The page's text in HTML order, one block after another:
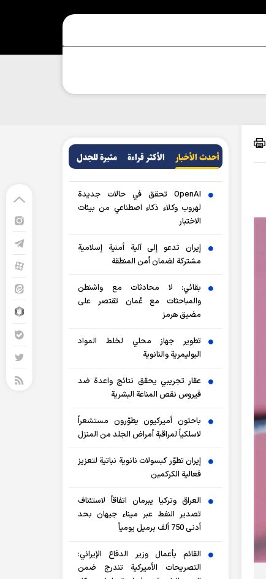
أحدث الأخبار الأکثر قراءة مثيرة للجدل
OpenAI تحقق في حالات جديدة
لهروب وكلاء ذكاء اصطناعي من بيئات
الاختبار
إيران تدعو إلى آلية أمنية إسلامية
مشتركة لضمان أمن المنطقة
بقائي: لا محادثات مع واشنطن
والمباحثات مع عُمان تقتصر على
مضيق هرمز
تطوير جهاز محلي لخلط المواد
البوليمرية والنانوية
عقار تجريبي يحقق نتائج واعدة ضد
فيروس نقص المناعة البشرية
باحثون أميركيون يطوّرون مستشعراً
لاسلكياً لمراقبة أمراض الجلد من المنزل
إيران تطوّر كبسولات نانوية نباتية لتعزيز
فعالية الكركمين
العراق وتركيا يبرمان اتفاقاً لاستئناف
تصدير النفط عبر ميناء جيهان بحد
أدنى 750 ألف برميل يومياً
القائم بأعمال وزير الدفاع الإيراني:
التصريحات الأميركية تندرج ضمن